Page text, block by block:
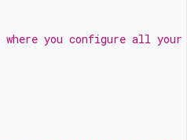
you configure all